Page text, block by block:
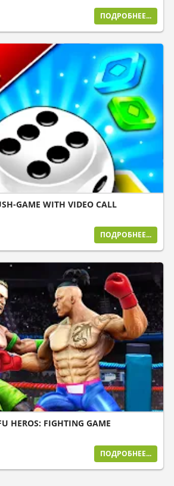
ПОДРОБНЕЕ...
GAME WITH VIDEO CALL
ПОДРОБНЕЕ...
HEROS: FIGHTING GAME
ПОДРОБНЕЕ...